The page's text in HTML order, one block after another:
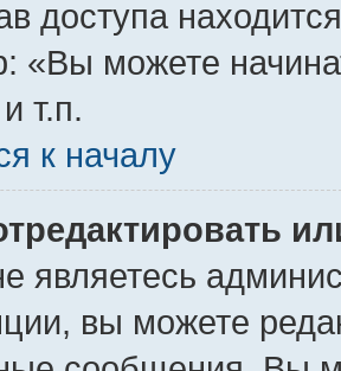
доступа
«Вы можете
т.п.
к началу
являетесь
вы можете